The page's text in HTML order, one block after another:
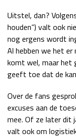
Uitstel, dan?
houden”) valt ook
nog ergens wordt
Al hebben we het
komt wel, maar het
geeft toe dat de
Over de fans
excuses aan de
mee. Of ze later dit
valt ook om